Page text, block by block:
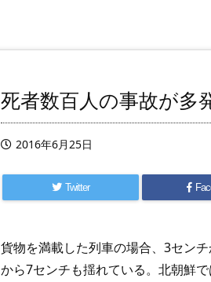
死者数百人の事故が多
2016年6月25日
Twitter
貨物を満載した列車の場合、3セン
から7センチも揺れている。北朝鮮